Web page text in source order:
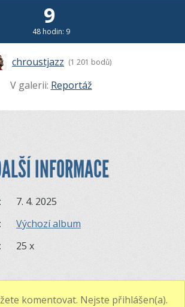
9
48 hodin: 9
chroustjazz (1 201 bodů)
V galerii: Reportáž
INFORMACE
7. 4. 2025
Výchozí album
25 x
komentovat. Nejste přihlášen(a).